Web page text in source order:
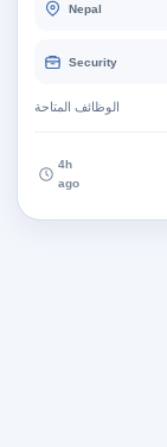
Nepal
Security
الوظائف المتاحة
4h
ago